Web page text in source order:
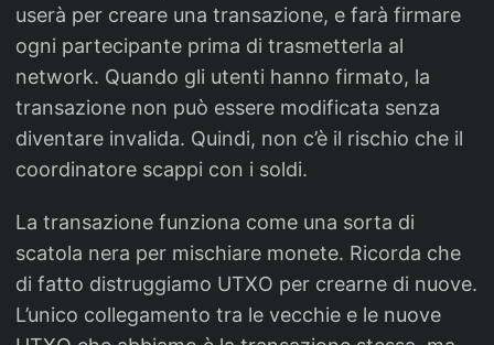
userà per creare una transazione, e farà firmare
ogni partecipante prima di trasmetterla al
network. Quando gli utenti hanno firmato, la
transazione non può essere modificata senza
diventare invalida. Quindi, non c’è il rischio che il
coordinatore scappi con i soldi.
La transazione funziona come una sorta di
scatola nera per mischiare monete. Ricorda che
di fatto distruggiamo UTXO per crearne di nuove.
L’unico collegamento tra le vecchie e le nuove